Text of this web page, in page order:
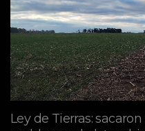
Ley de Tierras: